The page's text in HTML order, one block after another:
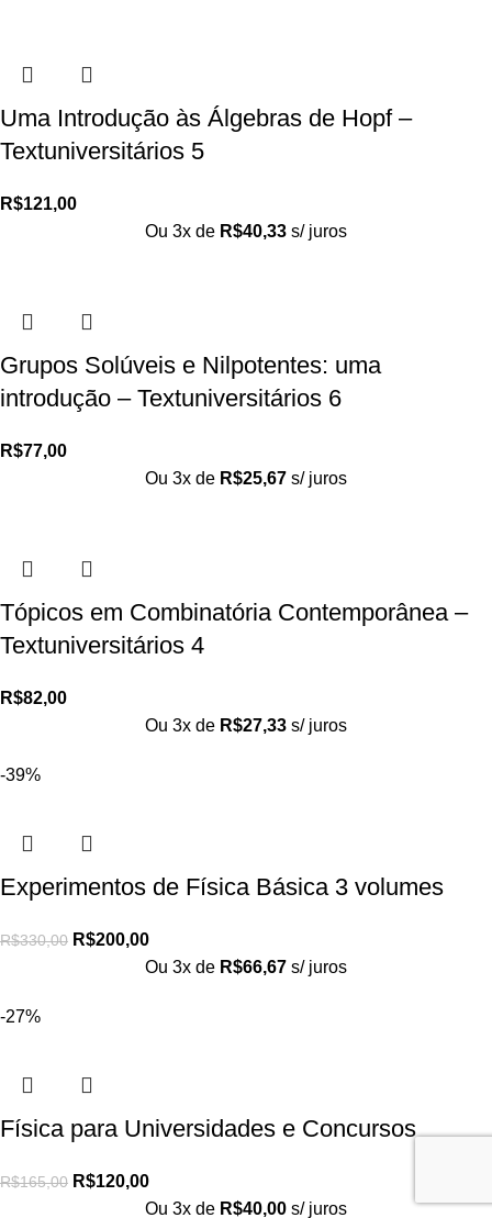
Uma Introdução às Álgebras de Hopf –
Textuniversitários 5
R$121,00
Ou 3x de R$40,33 s/ juros
Grupos Solúveis e Nilpotentes: uma
introdução – Textuniversitários 6
R$77,00
Ou 3x de R$25,67 s/ juros
Tópicos em Combinatória Contemporânea –
Textuniversitários 4
R$82,00
Ou 3x de R$27,33 s/ juros
-39%
Experimentos de Física Básica 3 volumes
R$330,00 R$200,00
Ou 3x de R$66,67 s/ juros
-27%
Física para Universidades e Concursos
R$165,00 R$120,00
Ou 3x de R$40,00 s/ juros